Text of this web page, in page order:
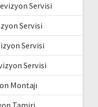
Servisi
Servisi
Servisi
Servisi
Montajı